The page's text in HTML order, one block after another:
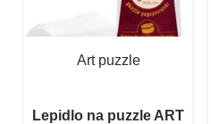
Art puzzle
Lepidlo na puzzle ART